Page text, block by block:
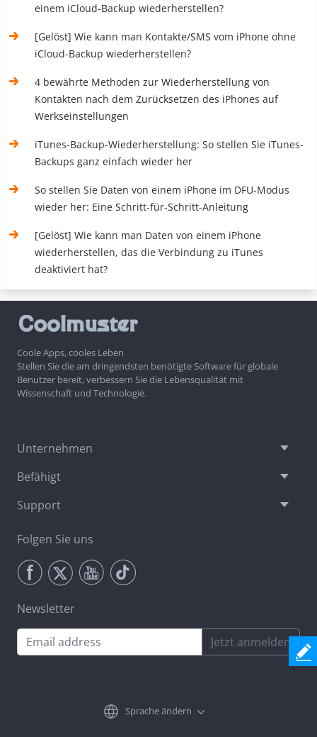
einem iCloud-Backup wiederherstellen?
[Gelöst] Wie kann man Kontakte/SMS vom iPhone ohne
iCloud-Backup wiederherstellen?
4 bewährte Methoden zur Wiederherstellung von
Kontakten nach dem Zurücksetzen des iPhones auf
Werkseinstellungen
iTunes-Backup-Wiederherstellung: So stellen Sie iTunes-
Backups ganz einfach wieder her
So stellen Sie Daten von einem iPhone im DFU-Modus
wieder her: Eine Schritt-für-Schritt-Anleitung
[Gelöst] Wie kann man Daten von einem iPhone
wiederherstellen, das die Verbindung zu iTunes
deaktiviert hat?
Coole Apps, cooles Leben
Stellen Sie die am dringendsten benötigte Software für globale
Benutzer bereit, verbessern Sie die Lebensqualität mit
Wissenschaft und Technologie.
Unternehmen
Befähigt
Support
Folgen Sie uns
Newsletter
Jetzt anmelden
Sprache ändern